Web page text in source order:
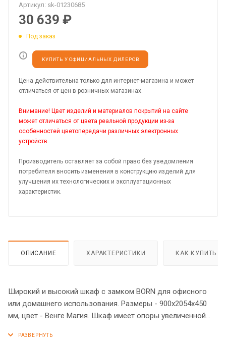
Артикул: sk-01230685
30 639 ₽
Под заказ
КУПИТЬ У ОФИЦИАЛЬНЫХ ДИЛЕРОВ
Цена действительна только для интернет-магазина и может
отличаться от цен в розничных магазинах.
Внимание! Цвет изделий и материалов покрытий на сайте
может отличаться от цвета реальной продукции из-за
особенностей цветопередачи различных электронных
устройств.
Производитель оставляет за собой право без уведомления
потребителя вносить изменения в конструкцию изделий для
улучшения их технологических и эксплуатационных
характеристик.
ОПИСАНИЕ ХАРАКТЕРИСТИКИ КАК КУПИТЬ
Широкий и высокий шкаф с замком BORN для офисного
или домашнего использования. Размеры - 900х2054х450
мм, цвет - Венге Магия. Шкаф имеет опоры увеличенной
полками, которые закрыты дверцами из ЛДСП под цвет